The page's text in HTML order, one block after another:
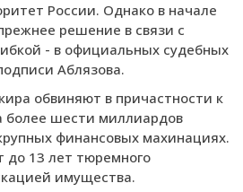
России. Однако в начале
решение в связи с
- в официальных судебных
Аблязова.
обвиняют в причастности к
шести миллиардов
финансовых махинациях.
до 13 лет тюремного
имущества.